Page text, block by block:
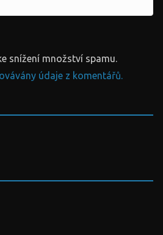
snížení množství spamu.
údaje z komentářů.